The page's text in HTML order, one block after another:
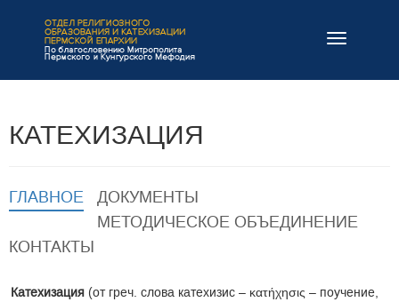
Навигация
КАТЕХИЗАЦИЯ
ГЛАВНОЕ
ДОКУМЕНТЫ
МЕТОДИЧЕСКОЕ ОБЪЕДИНЕНИЕ
КОНТАКТЫ
Катехизация (от греч. слова катехизис – κατήχησις – поучение,
Федеральные документы–
Методист– Солодникова Светлана Владимировна (тел.